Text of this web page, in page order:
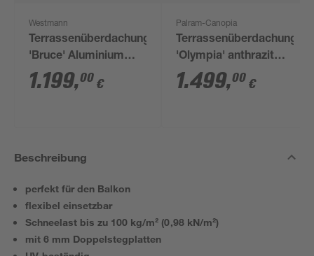
Westmann
Terrassenüberdachung
'Bruce' Aluminium
schwarz 300 x 556 x
270 cm
1.199,00 €
Palram-Canopia
Terrassenüberdachung
'Olympia' anthrazit
294 x 425 cm
Polycarbonat
1.499,00 €
Beschreibung
perfekt für den Balkon
flexibel einsetzbar
Schneelast bis zu 100 kg/m² (0,98 kN/m²)
mit 6 mm Doppelstegplatten